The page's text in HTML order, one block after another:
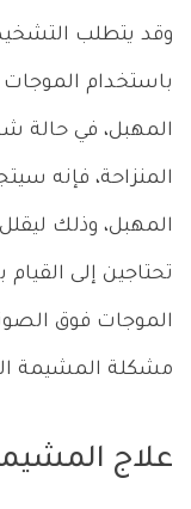
وقد يتطلب
باستخدام
المهبل، في حالة
المنزاحة، فإنه
المهبل، وذلك
تحتاجين إلى
الموجات فوق
مشكلة المشيمة
علاج